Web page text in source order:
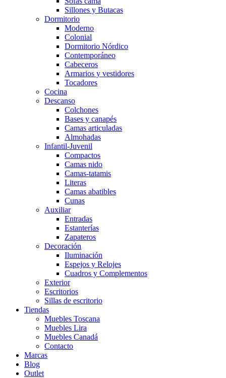
Sillones y Butacas
Dormitorio
Moderno
Colonial
Dormitorio Nórdico
Contemporáneo
Cabeceros
Armarios y vestidores
Tocadores
Cocina
Descanso
Colchones
Bases y canapés
Camas articuladas
Almohadas
Infantil-Juvenil
Compactos
Camas nido
Camas-tatamis
Literas
Camas abatibles
Cunas
Auxiliar
Entradas
Estanterías
Zapateros
Decoración
Iluminación
Espejos y Relojes
Cuadros y Complementos
Exterior
Escritorios
Sillas de escritorio
Tiendas
Muebles Toscana
Muebles Lira
Muebles Canadá
Contacto
Marcas
Blog
Outlet